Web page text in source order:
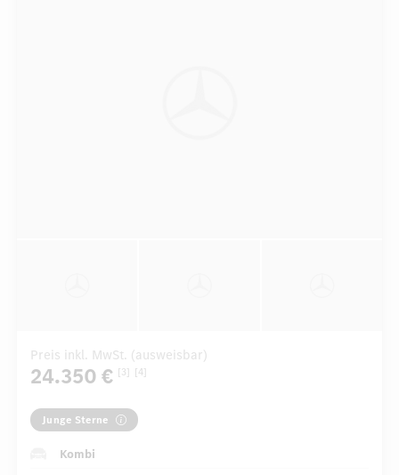
Preis inkl. MwSt. (ausweisbar)
24.350 € [3] [4]
Junge Sterne
Kombi